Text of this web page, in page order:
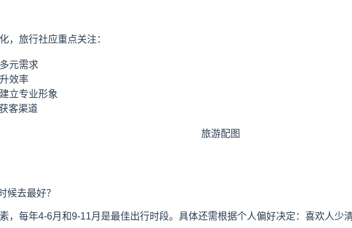
，旅行社应重点关注：
元需求
效率
立专业形象
客渠道
候去最好？
，每年4-6月和9-11月是最佳出行时段。具体还需根据个人偏好决定：喜欢人少